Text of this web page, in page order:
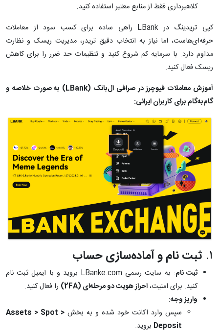
کلاهبرداری فقط از منابع معتبر استفاده کنید.
کپی تریدینگ در LBank راهی ساده برای کسب سود از معاملات
حرفه‌ای‌هاست، اما نیاز به انتخاب دقیق تریدر، مدیریت ریسک و نظارت
مداوم دارد. با سرمایه کم شروع کنید و تنظیمات حد ضرر را برای کاهش
ریسک فعال کنید.
آموزش معاملات فیوچرز در صرافی ال‌بانک (LBank) به صورت خلاصه و
گام‌به‌گام برای کاربران ایرانی:
۱. ثبت نام و آماده‌سازی حساب
ثبت نام
: به سایت رسمی LBanke.com بروید و با ایمیل ثبت نام
کنید. برای امنیت،احراز هویت دو مرحله‌ای (2FA)
را فعال کنید.
واریز وجه:
سپس وارد اکانت خود شده و به بخش Assets > Spot >
Deposit بروید.